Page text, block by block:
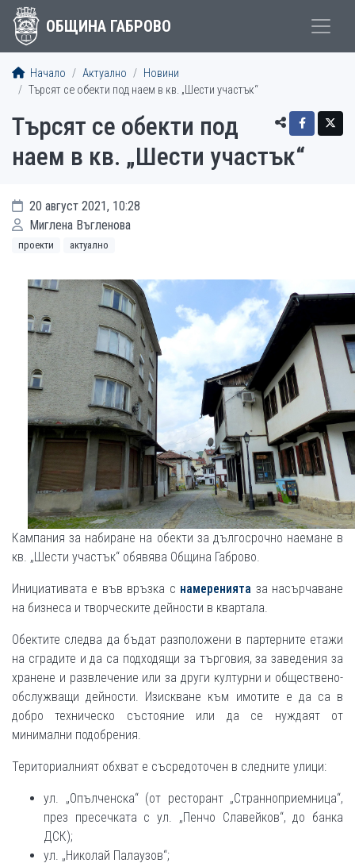
ОБЩИНА ГАБРОВО
Начало Актуално
Новини
Търсят се обекти под наем в кв. „Шести участък“
Търсят се обекти под
наем в кв. „Шести участък“
20 август 2021, 10:28
Миглена Въгленова
проекти актуално
Кампания за набиране на обекти за дългосрочно наемане в
кв. „Шести участък“ обявява Община Габрово.
Инициативата е във връзка с намеренията за насърчаване
на бизнеса и творческите дейности в квартала.
Обектите следва да бъдат разположени в партерните етажи
на сградите и да са подходящи за търговия, за заведения за
хранене и развлечение или за други културни и обществено-
обслужващи дейности. Изискване към имотите е да са в
добро техническо състояние или да се нуждаят от
минимални подобрения.
Териториалният обхват е съсредоточен в следните улици:
ул. „Опълченска“ (от ресторант „Странноприемница“,
през пресечката с ул. „Пенчо Славейков“, до банка
ДСК);
ул. „Николай Палаузов“;